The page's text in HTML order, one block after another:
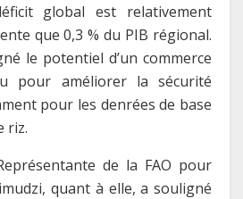
global est relativement
que 0,3 % du PIB régional.
le potentiel d’un commerce
pour améliorer la sécurité
pour les denrées de base
riz.
de la FAO pour
quant à elle, a souligné